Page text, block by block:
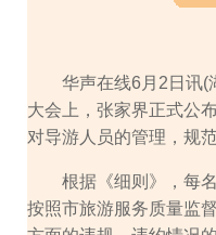
华声在线6月2日讯(湖
大会上，张家界正式公
对导游人员的管理，规
根据《细则》，每名
按照市旅游服务质量监